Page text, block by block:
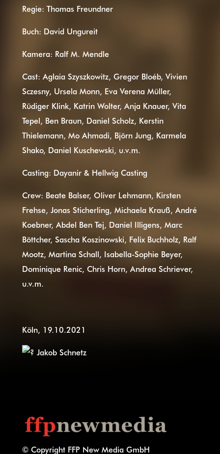
Regie: Thomas Freundner
Buch: David Ungureit
Kamera: Ralf M. Mendle
Cast: Aglaia Szyszkowitz, Gregor Bloéb, Vivien
Sczesny, Ursela Monn, Eva Verena Müller,
Rüdiger Klink, Katrin Wolter, Anja Knauer, Vita
Tepel, Ben Braun, Daniel Scholz, Kerstin
Thielemann, Mo Ahmadi, Björn Jung, Karmela
Shako, Daniel Kuschewski, u.v.m.
Casting: Dayanir & Hellwig Casting
Crew: Beate Balser, Oliver Lehmann, Kirsten
Frehse, Jonas Sticherling, Michaela Krauß, André
Koebner, Abdel Ben Tej, Daniel Illigens, Marc
Böttcher, Sascha Koszinowski, Felix Buchholz, Ralf
Mootz, Martina Schall, Isabella-Sophie Beyer,
Dominique Renic, Chris Horn, Andrea Schriever,
u.v.m.
Köln, 19.10.2021
Jakob Schnetz
© Copyright FFP New Media GmbH